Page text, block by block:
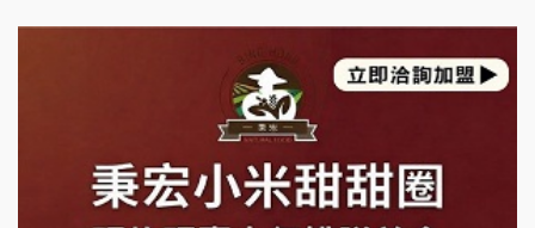
拾鑶火鍋加盟說明會
日十。早午食加盟說明會
莫尼早餐Morni加盟說明會